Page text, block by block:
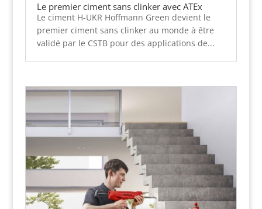
Le premier ciment sans clinker avec ATEx
Le ciment H-UKR Hoffmann Green devient le
premier ciment sans clinker au monde à être
validé par le CSTB pour des applications de...